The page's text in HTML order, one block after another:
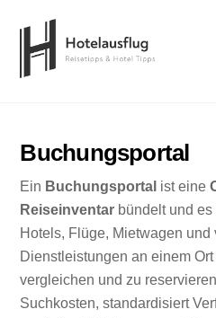
content
Buchungsportal
Ein Buchungsportal ist eine
Reiseinventar bündelt und
Hotels, Flüge, Mietwagen und
Dienstleistungen an einem
vergleichen und zu
Suchkosten, standardisiert